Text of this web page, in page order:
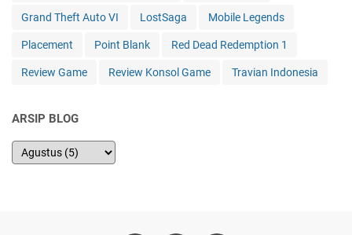
Grand Theft Auto VI LostSaga Mobile Legends
Placement Point Blank Red Dead Redemption 1
Review Game Review Konsol Game Travian Indonesia
ARSIP BLOG